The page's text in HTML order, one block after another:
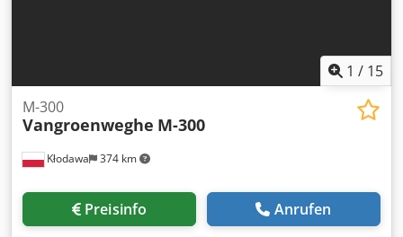
1 / 15
Kłodawa 374 km
M-300
Vangroenweghe M-300
Preisinfo Anrufen